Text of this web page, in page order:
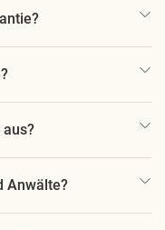
Anwälte?